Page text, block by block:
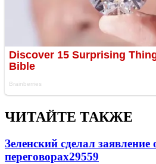
ЧИТАЙТЕ ТАКЖЕ
Зеленский сделал
переговорах29559